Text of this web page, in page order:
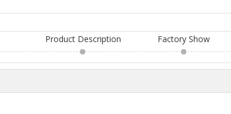
Product Description Factory Show